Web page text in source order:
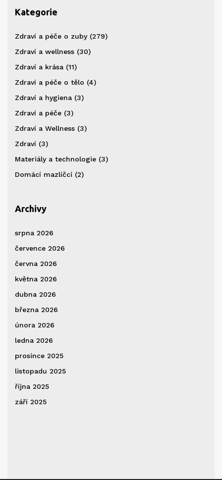
Kategorie
Zdraví a péče o zuby (279)
Zdraví a wellness (30)
Zdraví a krása (11)
Zdraví a péče o tělo (4)
Zdraví a hygiena (3)
Zdraví a péče (3)
Zdraví a Wellness (3)
Zdraví (3)
Materiály a technologie (3)
Domácí mazlíčci (2)
Archivy
srpna 2026
července 2026
června 2026
května 2026
dubna 2026
března 2026
února 2026
ledna 2026
prosince 2025
listopadu 2025
října 2025
září 2025